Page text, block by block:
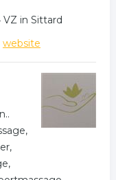
VZ in Sittard
website